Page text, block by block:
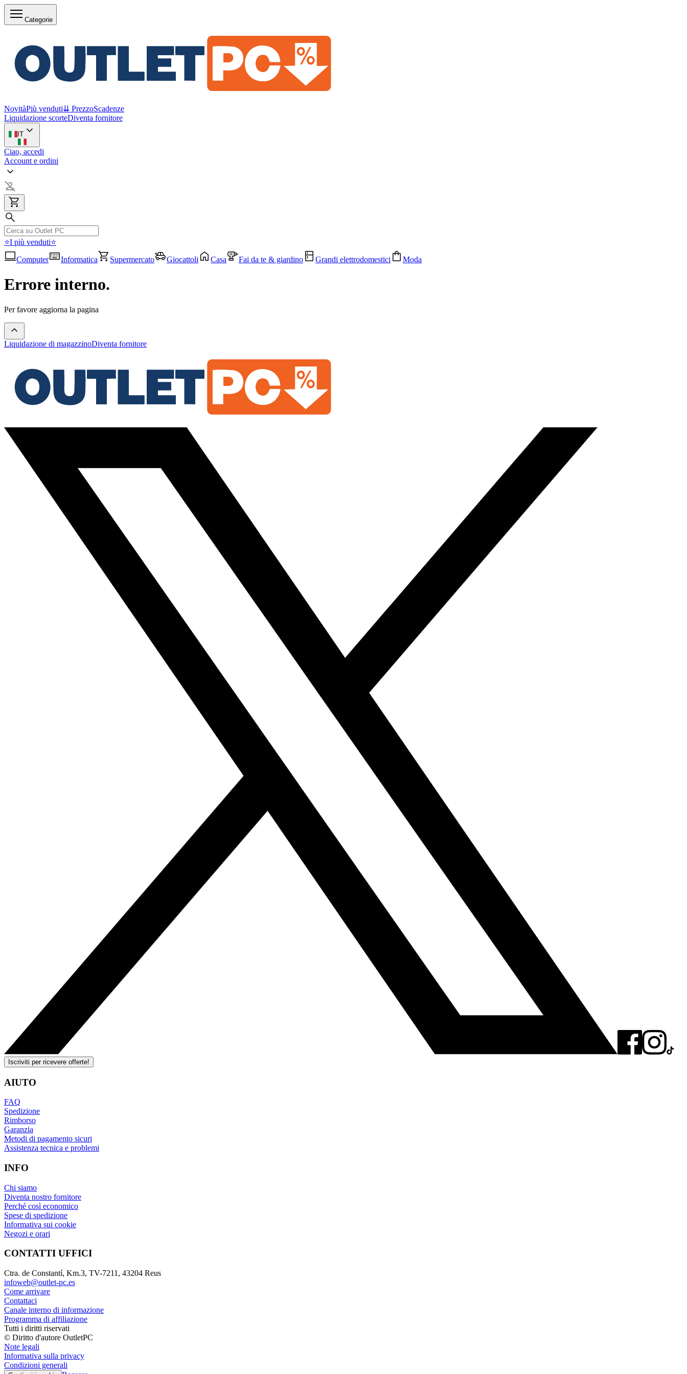
Categorie
NovitàPiù venduti⇊ PrezzoScadenze
Liquidazione scorteDiventa fornitore
IT
Ciao, accedi
Account e ordini
⭐I più venduti⭐
Computer
Informatica Supermercato Giocattoli Casa Fai da te & giardino Grandi elettrodomestici Moda
Errore interno.
Per favore aggiorna la pagina
Liquidazione di magazzinoDiventa fornitore
Iscriviti per ricevere offerte!
AIUTO
FAQ
Spedizione
Rimborso
Garanzia
Metodi di pagamento sicuri
Assistenza tecnica e problemi
INFO
Chi siamo
Diventa nostro fornitore
Perché così economico
Spese di spedizione
Informativa sui cookie
Negozi e orari
CONTATTI UFFICI
Ctra. de Constantí, Km.3, TV-7211, 43204 Reus
infoweb@outlet-pc.es
Come arrivare
Contattaci
Canale interno di informazione
Programma di affiliazione
Tutti i diritti riservati
© Diritto d'autore OutletPC
Note legali
Informativa sulla privacy
Condizioni generali